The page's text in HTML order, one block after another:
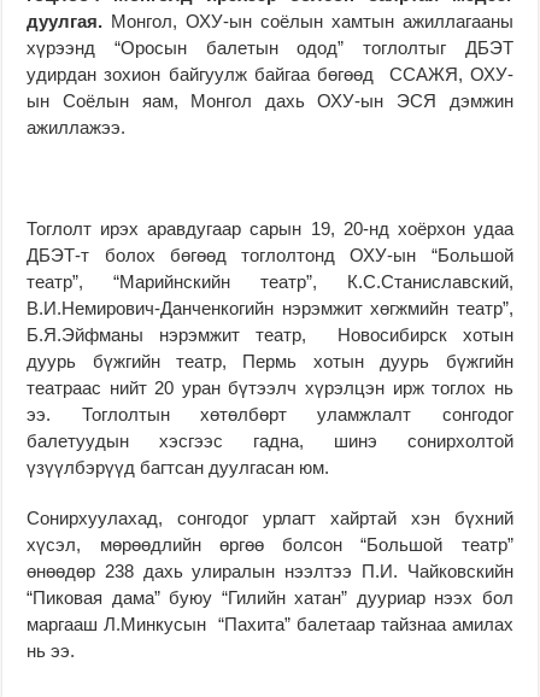
дуулгая. Монгол, ОХУ-ын соёлын хамтын ажиллагааны
хүрээнд “Оросын балетын одод” тоглолтыг ДБЭТ
удирдан зохион байгуулж байгаа бөгөөд ССАЖЯ, ОХУ-
ын Соёлын яам, Монгол дахь ОХУ-ын ЭСЯ дэмжин
ажиллажээ.
Тоглолт ирэх аравдугаар сарын 19, 20-нд хоёрхон удаа
ДБЭТ-т болох бөгөөд тоглолтонд ОХУ-ын “Большой
театр”, “Марийнскийн театр”, К.С.Станиславский,
В.И.Немирович-Данченкогийн нэрэмжит хөгжмийн театр”,
Б.Я.Эйфманы нэрэмжит театр, Новосибирск хотын
дуурь бүжгийн театр, Пермь хотын дуурь бүжгийн
театраас нийт 20 уран бүтээлч хүрэлцэн ирж тоглох нь
ээ. Тоглолтын хөтөлбөрт уламжлалт сонгодог
балетуудын хэсгээс гадна, шинэ сонирхолтой
үзүүлбэрүүд багтсан дуулгасан юм.
Сонирхуулахад, сонгодог урлагт хайртай хэн бүхний
хүсэл, мөрөөдлийн өргөө болсон “Большой театр”
өнөөдөр 238 дахь улиралын нээлтээ П.И. Чайковскийн
“Пиковая дама” буюу “Гилийн хатан” дууриар нээх бол
маргааш Л.Минкусын “Пахита” балетаар тайзнаа амилах
нь ээ.